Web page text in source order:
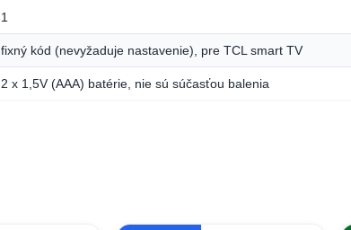
1
fixný kód (nevyžaduje nastavenie), pre TCL smart TV
2 x 1,5V (AAA) batérie, nie sú súčasťou balenia